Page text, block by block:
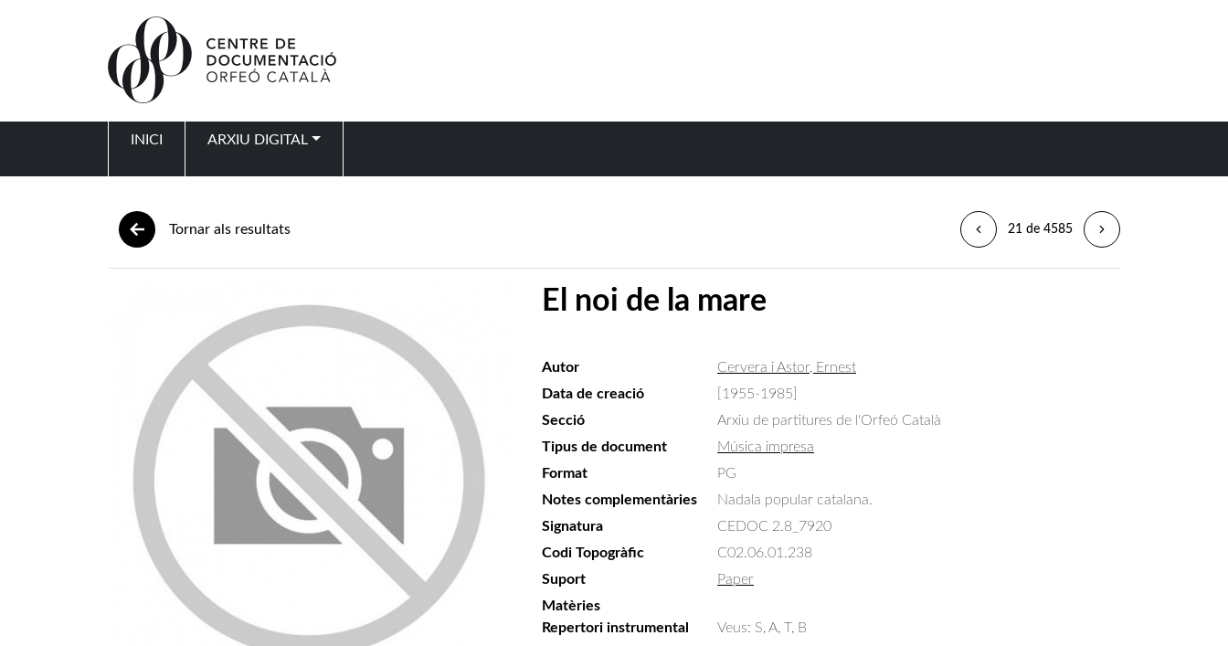
INICI ARXIU DIGITAL
Tornar als resultats 21 de 4585
El noi de la mare
Autor
Cervera i Astor, Ernest
Data de creació
[1955-1985]
Secció
Arxiu de partitures de l'Orfeó Català
Tipus de document
Música impresa
Format
PG
Notes complementàries
Nadala popular catalana.
Signatura
CEDOC 2.8_7920
Codi Topogràfic
C02.06.01.238
Suport
Paper
Matèries
Repertori instrumental
Veus: S, A, T, B